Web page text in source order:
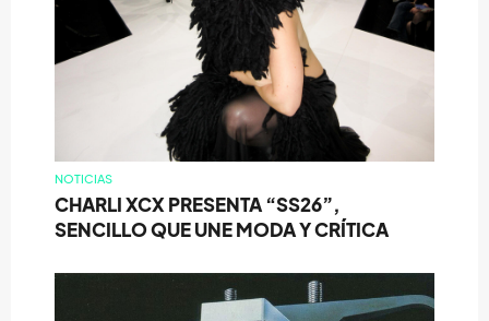
NOTICIAS
CHARLI XCX PRESENTA “SS26”,
SENCILLO QUE UNE MODA Y CRÍTICA